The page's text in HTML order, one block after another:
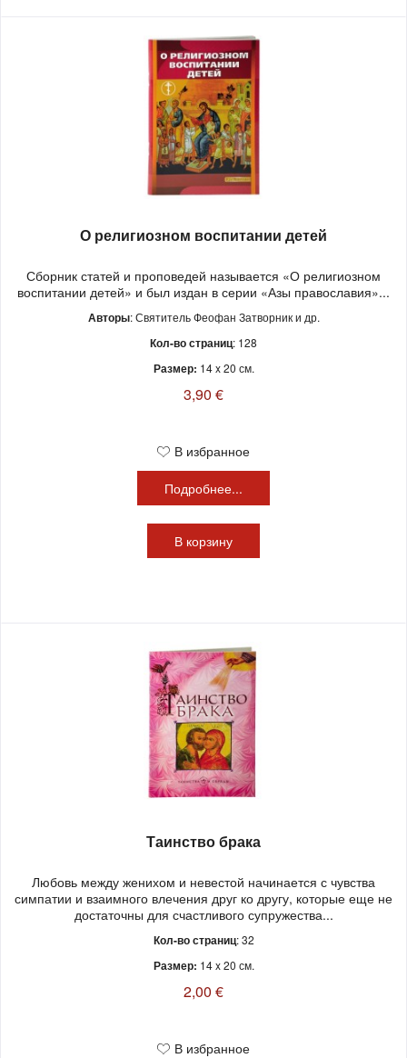
О религиозном воспитании детей
Сборник статей и проповедей называется «О религиозном
воспитании детей» и был издан в серии «Азы православия»...
Авторы: Святитель Феофан Затворник и др.
Кол-во страниц: 128
Размер: 14 x 20 см.
3,90 €
В избранное
Подробнее...
В корзину
Таинство брака
Любовь между женихом и невестой начинается с чувства
симпатии и взаимного влечения друг ко другу, которые еще не
достаточны для счастливого супружества...
Кол-во страниц: 32
Размер: 14 x 20 см.
2,00 €
В избранное